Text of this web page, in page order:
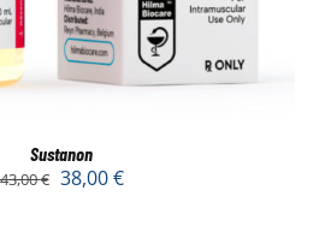
Sustanon
43,00€ 38,00€